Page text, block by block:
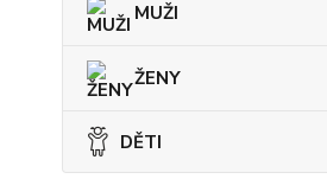
MUŽI
ŽENY
DĚTI